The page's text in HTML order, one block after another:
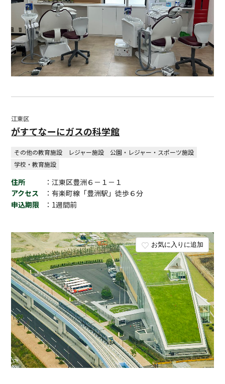
お気に入りに追加
江東区
がすてなーにガスの科学館
その他の教育施設 レジャー施設
公園・レジャー・スポーツ施設
学校・教育施設
住所
：江東区豊洲６－１－１
アクセス
：有楽町線「豊洲駅」徒歩６分
申込期限
：1週間前